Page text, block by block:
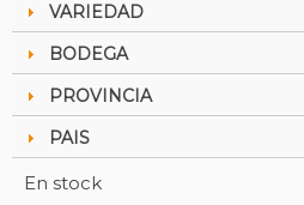
VARIEDAD
BODEGA
PROVINCIA
PAIS
En stock